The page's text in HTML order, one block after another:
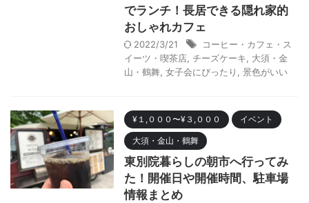
でランチ！長居できる隠れ家的
おしゃれカフェ
2022/3/21
コーヒー・カフェ・ス
イーツ・喫茶店 チーズケーキ
大須・金
山・鶴舞 女子会にぴったり 景色がいい
¥１,０００〜¥３,０００ イベント
大須・金山・鶴舞
東別院暮らしの朝市へ行ってみ
た！開催日や開催時間、駐車場
情報まとめ